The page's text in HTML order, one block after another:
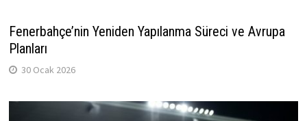
Fenerbahçe’nin Yeniden Yapılanma Süreci ve Avrupa
Planları
30 Ocak 2026